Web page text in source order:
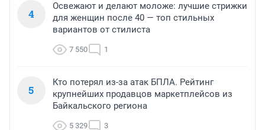
4
Освежают и делают моложе: лучшие стрижки
для женщин после 40 — топ стильных
вариантов от стилиста
7 550 1
5
Кто потерял из-за атак БПЛА. Рейтинг
крупнейших продавцов маркетплейсов из
Байкальского региона
5 329 3